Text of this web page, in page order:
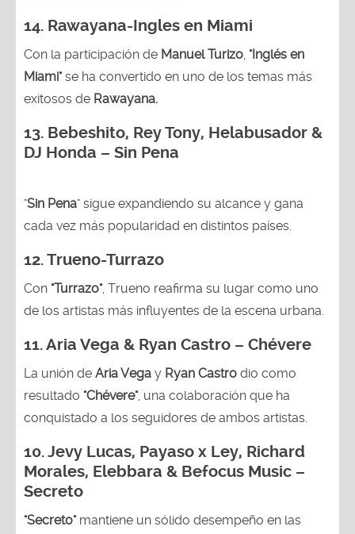
14. Rawayana-Ingles en Miami
Con la participación de Manuel Turizo, "Inglés en
Miami"se ha convertido en uno de los temas más
exitosos de Rawayana.
13. Bebeshito, Rey Tony, Helabusador &
DJ Honda – Sin Pena
"Sin Pena" sigue expandiendo su alcance y gana
cada vez más popularidad en distintos países.
12.Trueno-Turrazo
Con "Turrazo", Trueno reafirma su lugar como uno
de los artistas más influyentes de la escena urbana.
11. Aria Vega & Ryan Castro – Chévere
La unión de Aria Vega y Ryan Castro dio como
resultado "Chévere", una colaboración que ha
conquistado a los seguidores de ambos artistas.
10. Jevy Lucas, Payaso x Ley, Richard
Morales, Elebbara & Befocus Music –
Secreto
"Secreto"mantiene un sólido desempeño en las